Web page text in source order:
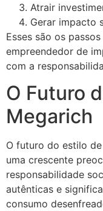
Atrair
Gerar impacto
Esses são os
empreendedor de
com a
O Futuro
Megarich
O futuro do estilo
uma crescente
responsabilidade
autênticas e
consumo